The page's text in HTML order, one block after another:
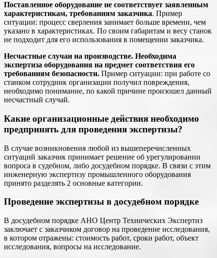
Поставленное оборудование не соответствует заявленным
характеристикам, требованиям заказчика. Пример
ситуации: процесс сверления занимает больше времени, чем
указано в характеристиках. По своим габаритам и весу станок
не подходит для его использования в помещении заказчика.
Несчастные случаи на производстве. Необходима
экспертиза оборудования на предмет соответствия его
требованиям безопасности. Пример ситуации: при работе со
станком сотрудник организации получил повреждения,
необходимо понимание, по какой причине произошел данный
несчастный случай.
Какие организационные действия необходимо
предпринять для проведения экспертизы?
В случае возникновения любой из вышеперечисленных
ситуаций заказчик принимает решение об урегулировании
вопроса в судебном, либо досудебном порядке. В связи с этим
инженерную экспертизу промышленного оборудования
принято разделять 2 основные категории.
Проведение экспертизы в досудебном порядке
В досудебном порядке АНО Центр Технических Экспертиз
заключает с заказчиком договор на проведение исследования,
в котором отражены: стоимость работ, сроки работ, объект
исследования, вопросы на исследование.